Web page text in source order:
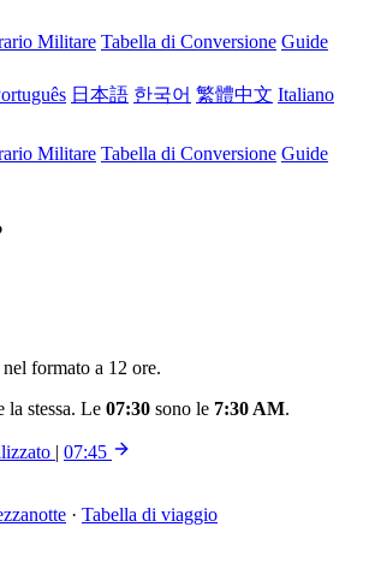
Militare Tabella di Conversione Guide
日本語 한국어 繁體中文 Italiano
Militare Tabella di Conversione Guide
formato a 12 ore.
la stessa. Le 07:30 sono le 7:30 AM.
| 07:45
· Tabella di viaggio